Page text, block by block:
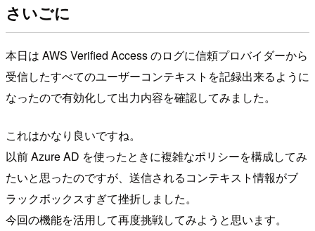
さいごに
本日は AWS Verified Access のログに信頼プロバイダーから
受信したすべてのユーザーコンテキストを記録出来るように
なったので有効化して出力内容を確認してみました。
これはかなり良いですね。
以前 Azure AD を使ったときに複雑なポリシーを構成してみ
たいと思ったのですが、送信されるコンテキスト情報がブ
ラックボックスすぎて挫折しました。
今回の機能を活用して再度挑戦してみようと思います。